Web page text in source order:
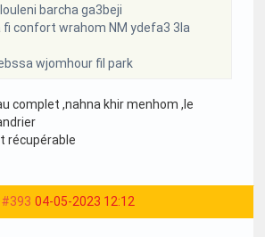
barcha ga3beji
fi confort wrahom NM ydefa3 3la
wjomhour fil park
complet ,nahna khir menhom ,le
récupérable
#393 04-05-2023 12:12